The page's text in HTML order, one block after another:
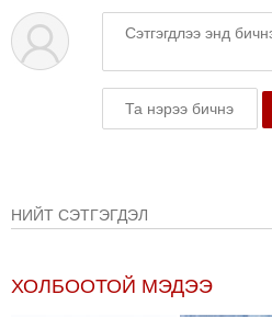
НИЙТ СЭТГЭГДЭЛ
ХОЛБООТОЙ МЭДЭЭ